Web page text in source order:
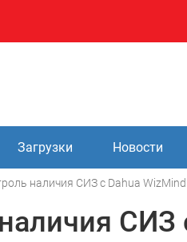
Загрузки Новости
наличия СИЗ с Dahua WizMind
СИЗ